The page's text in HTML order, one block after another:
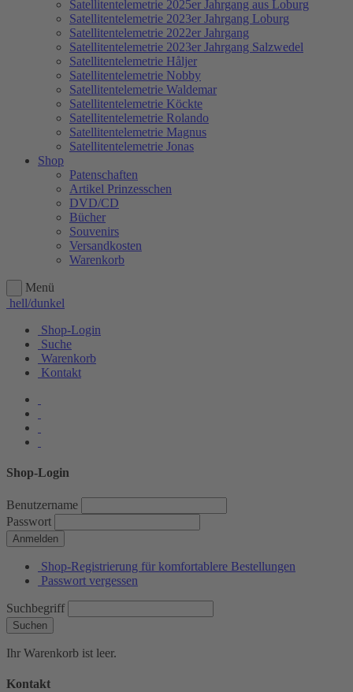
Satellitentelemetrie 2025er Jahrgang aus Loburg
Satellitentelemetrie 2023er Jahrgang Loburg
Satellitentelemetrie 2022er Jahrgang
Satellitentelemetrie 2023er Jahrgang Salzwedel
Satellitentelemetrie Håljer
Satellitentelemetrie Nobby
Satellitentelemetrie Waldemar
Satellitentelemetrie Köckte
Satellitentelemetrie Rolando
Satellitentelemetrie Magnus
Satellitentelemetrie Jonas
Shop
Patenschaften
Artikel Prinzesschen
DVD/CD
Bücher
Souvenirs
Versandkosten
Warenkorb
Menü
hell/dunkel
Shop-Login
Suche
Warenkorb
Kontakt
Shop-Login
Benutzername
Passwort
Anmelden
Shop-Registrierung für komfortablere Bestellungen
Passwort vergessen
Suchbegriff
Suchen
Ihr Warenkorb ist leer.
Kontakt